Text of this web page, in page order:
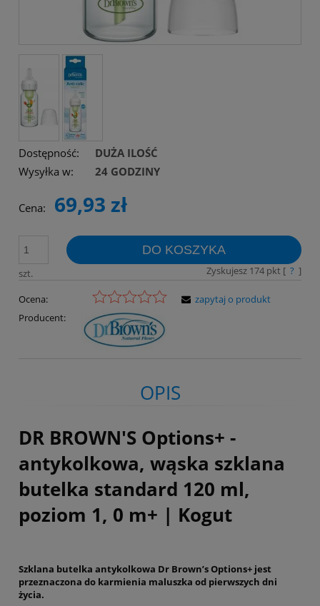
Dostępność:
DUŻA ILOŚĆ
Wysyłka w:
24 GODZINY
Cena: 69,93 zł
szt.
DO KOSZYKA
Zyskujesz 174pkt [ ? ]
Ocena:
Producent:
zapytaj o produkt
OPIS
DR BROWN'S Options+ -
antykolkowa, wąska szklana
butelka standard 120 ml,
poziom 1, 0 m+ | Kogut
Szklana butelka antykolkowa Dr Brown’s Options+ jest
przeznaczona do karmienia maluszka od pierwszych dni
życia.